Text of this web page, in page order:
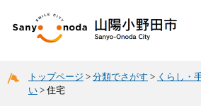
トップページ > 分類でさがす > くらし・
い > 住宅